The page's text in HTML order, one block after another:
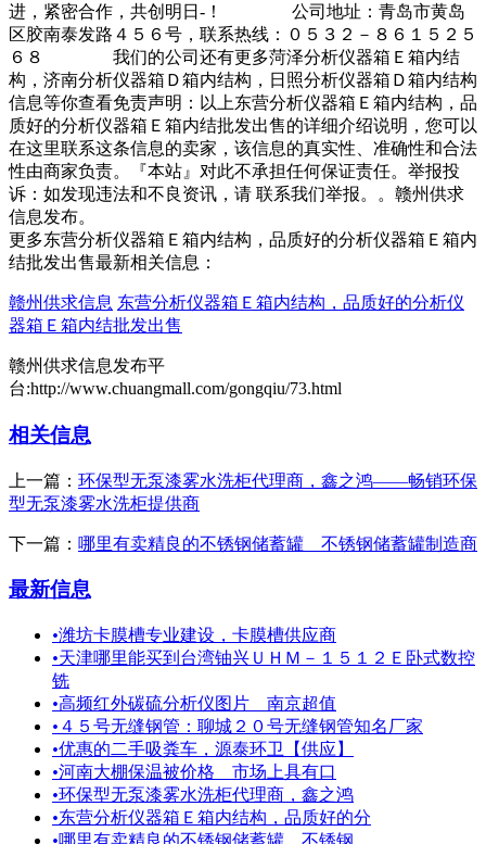
进，紧密合作，共创明日-！ 公司地址：青岛市黄岛
区胶南泰发路４５６号，联系热线：０５３２－８６１５２５
６８ 我们的公司还有更多菏泽分析仪器箱Ｅ箱内结
构，济南分析仪器箱Ｄ箱内结构，日照分析仪器箱Ｄ箱内结构
信息等你查看免责声明：以上东营分析仪器箱Ｅ箱内结构，品
质好的分析仪器箱Ｅ箱内结批发出售的详细介绍说明，您可以
在这里联系这条信息的卖家，该信息的真实性、准确性和合法
性由商家负责。『本站』对此不承担任何保证责任。举报投
诉：如发现违法和不良资讯，请 联系我们举报。。赣州供求
信息发布。
更多东营分析仪器箱Ｅ箱内结构，品质好的分析仪器箱Ｅ箱内
结批发出售最新相关信息：
赣州供求信息 东营分析仪器箱Ｅ箱内结构，品质好的分析仪
器箱Ｅ箱内结批发出售
赣州供求信息发布平
台:http://www.chuangmall.com/gongqiu/73.html
相关信息
上一篇： 环保型无泵漆雾水洗柜代理商，鑫之鸿——畅销环保
型无泵漆雾水洗柜提供商
下一篇： 哪里有卖精良的不锈钢储蓄罐＿不锈钢储蓄罐制造商
最新信息
•潍坊卡膜槽专业建设，卡膜槽供应商
•天津哪里能买到台湾铀兴ＵＨＭ－１５１２Ｅ卧式数控
铣
•高频红外碳硫分析仪图片 南京超值
• ４５号无缝钢管：聊城２０号无缝钢管知名厂家
•优惠的二手吸粪车，源泰环卫【供应】
•河南大棚保温被价格 市场上具有口
•环保型无泵漆雾水洗柜代理商，鑫之鸿
•东营分析仪器箱Ｅ箱内结构，品质好的分
•哪里有卖精良的不锈钢储蓄罐＿不锈钢